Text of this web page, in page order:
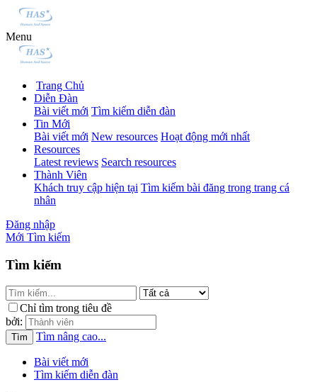
Menu
Trang Chủ
Diễn Đàn
Bài viết mới Tìm kiếm diễn đàn
Tin Mới
Bài viết mới New resources Hoạt động mới nhất
Resources
Latest reviews Search resources
Thành Viên
Khách truy cập hiện tại Tìm kiếm bài đăng trong trang cá
nhân
Đăng nhập
Mới Tìm kiếm
Tìm kiếm
Chỉ tìm trong tiêu đề
bởi:
Tìm Tìm nâng cao...
Bài viết mới
Tìm kiếm diễn đàn